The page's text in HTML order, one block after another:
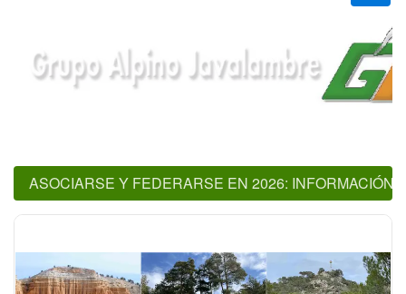
ASOCIARSE Y FEDERARSE EN 2026: INFORMACIÓN